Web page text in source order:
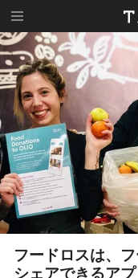
フードロスは、
シェアできるアプ